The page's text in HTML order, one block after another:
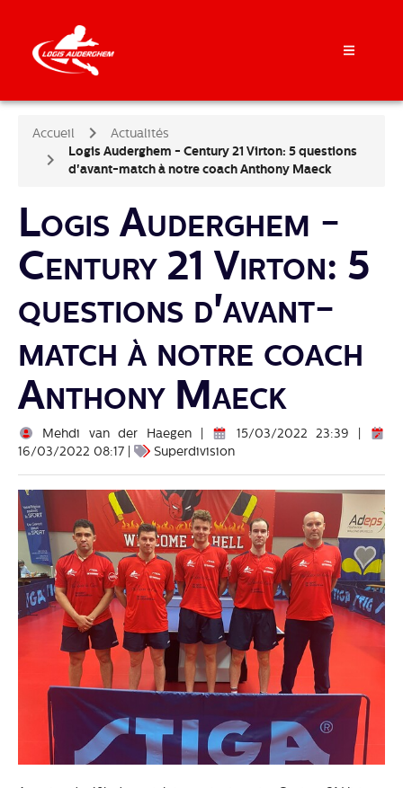
Accueil
Actualités
Logis Auderghem - Century 21 Virton: 5 questions
d'avant-match à notre coach Anthony Maeck
Logis Auderghem -
Century 21 Virton: 5
questions d'avant-
match à notre coach
Anthony Maeck
Mehdi van der Haegen |
15/03/2022 23:39 |
16/03/2022 08:17 |
Superdivision